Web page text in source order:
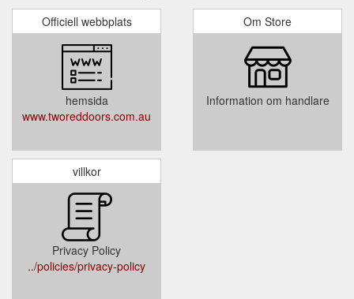
Officiell webbplats
hemsida
www.tworeddoors.com.au
Om Store
Information om handlare
villkor
Privacy Policy
../policies/privacy-policy